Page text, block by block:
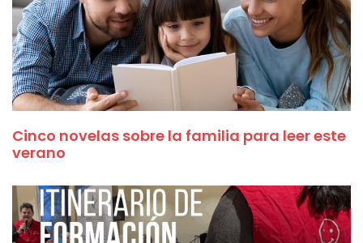
Cinco novelas sobre la familia para leer este
verano